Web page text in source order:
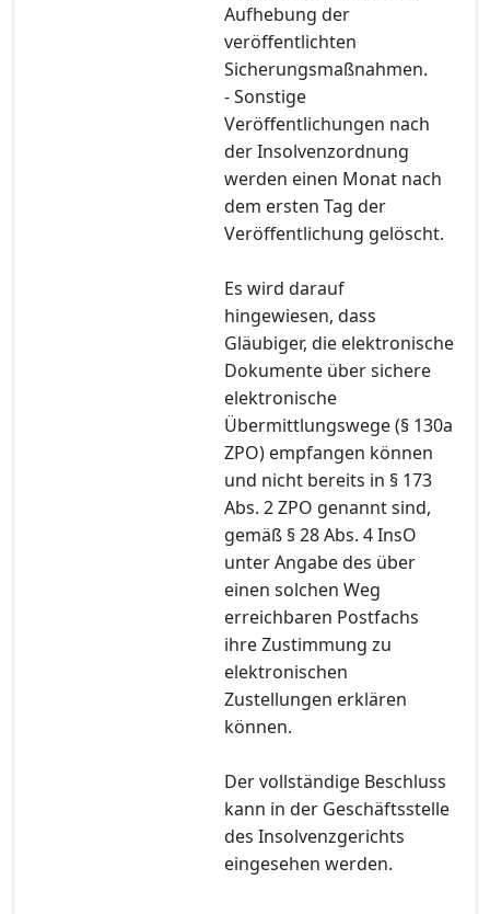
Aufhebung der
veröffentlichten
Sicherungsmaßnahmen.
- Sonstige
Veröffentlichungen nach
der Insolvenzordnung
werden einen Monat nach
dem ersten Tag der
Veröffentlichung gelöscht.
Es wird darauf
hingewiesen, dass
Gläubiger, die elektronische
Dokumente über sichere
elektronische
Übermittlungswege (§ 130a
ZPO) empfangen können
und nicht bereits in § 173
Abs. 2 ZPO genannt sind,
gemäß § 28 Abs. 4 InsO
unter Angabe des über
einen solchen Weg
erreichbaren Postfachs
ihre Zustimmung zu
elektronischen
Zustellungen erklären
können.
Der vollständige Beschluss
kann in der Geschäftsstelle
des Insolvenzgerichts
eingesehen werden.